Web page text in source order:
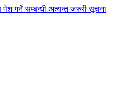
पेश गर्ने सम्बन्धी अत्यन्त जरुरी सूचना